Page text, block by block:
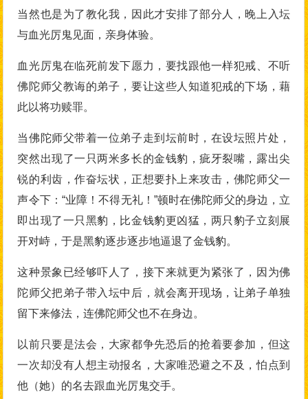
当然也是为了教化我，因此才安排了部分人，晚上入坛
与血光厉鬼见面，亲身体验。
血光厉鬼在临死前发下愿力，要找跟他一样犯戒、不听
佛陀师父教诲的弟子，要让这些人知道犯戒的下场，藉
此以将功赎罪。
当佛陀师父带着一位弟子走到坛前时，在设坛照片处，
突然出现了一只两米多长的金钱豹，疵牙裂嘴，露出尖
锐的利齿，作奋坛状，正想要扑上来攻击，佛陀师父一
声令下：“业障！不得无礼！”顿时在佛陀师父的身边，立
即出现了一只黑豹，比金钱豹更凶猛，两只豹子立刻展
开对峙，于是黑豹逐步逐步地逼退了金钱豹。
这种景象已经够吓人了，接下来就更为紧张了，因为佛
陀师父把弟子带入坛中后，就会离开现场，让弟子单独
留下来修法，连佛陀师父也不在身边。
以前只要是法会，大家都争先恐后的抢着要参加，但这
一次却没有人想主动报名，大家唯恐避之不及，怕点到
他（她）的名去跟血光厉鬼交手。